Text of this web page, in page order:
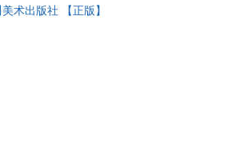
术出版社 【正版】